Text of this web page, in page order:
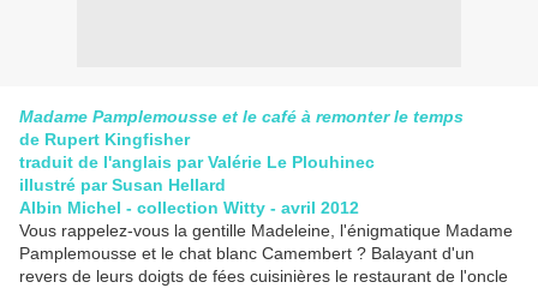
Madame Pamplemousse et le café à remonter le temps
de Rupert Kingfisher
traduit de l'anglais par Valérie Le Plouhinec
illustré par Susan Hellard
Albin Michel - collection Witty - avril 2012
Vous rappelez-vous la gentille Madeleine, l'énigmatique Madame
Pamplemousse et le chat blanc Camembert ? Balayant d'un
revers de leurs doigts de fées cuisinières le restaurant de l'oncle